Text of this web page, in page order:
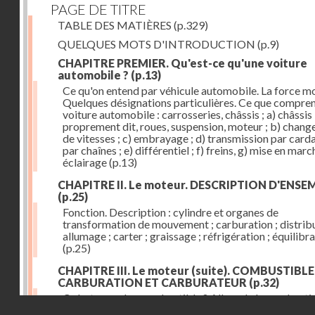
PAGE DE TITRE
TABLE DES MATIÈRES (p.329)
QUELQUES MOTS D'INTRODUCTION (p.9)
CHAPITRE PREMIER. Qu'est-ce qu'une voiture
automobile ? (p.13)
Ce qu'on entend par véhicule automobile. La force
Quelques désignations particulières. Ce que
voiture automobile : carrosseries, châssis ; a) châssis
proprement dit, roues, suspension, moteur ; b)
de vitesses ; c) embrayage ; d) transmission par
par chaînes ; e) différentiel ; f) freins, g) mise en
éclairage(p.13)
CHAPITRE II. Le moteur. DESCRIPTION
(p.25)
Fonction. Description : cylindre et organes de
transformation de mouvement ; carburation ;
allumage ; carter ; graissage ; réfrigération ;
(p.25)
CHAPITRE III. Le moteur (suite).
CARBURATION ET CARBURATEUR (p.32)
Qu'est-ce qu'un combustible ? Allure de la